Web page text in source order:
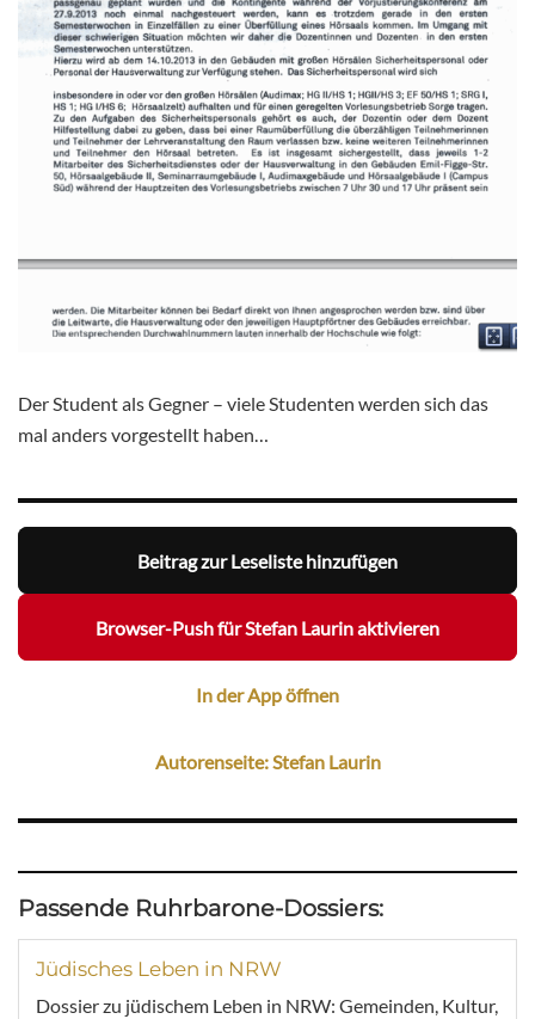
Der Student als Gegner – viele Studenten werden sich das
mal anders vorgestellt haben…
Beitrag zur Leseliste hinzufügen
Browser-Push für Stefan Laurin aktivieren
In der App öffnen
Autorenseite: Stefan Laurin
Passende Ruhrbarone-Dossiers:
Jüdisches Leben in NRW
Dossier zu jüdischem Leben in NRW: Gemeinden, Kultur,